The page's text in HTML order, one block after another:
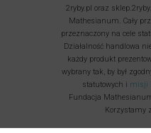
2ryby.pl oraz
Mathesianum. Cały
przeznaczony na cele
Działalność handlowa
każdy produkt
wybrany tak, by był
statutowych i misji
Fundacja
Korzystamy z